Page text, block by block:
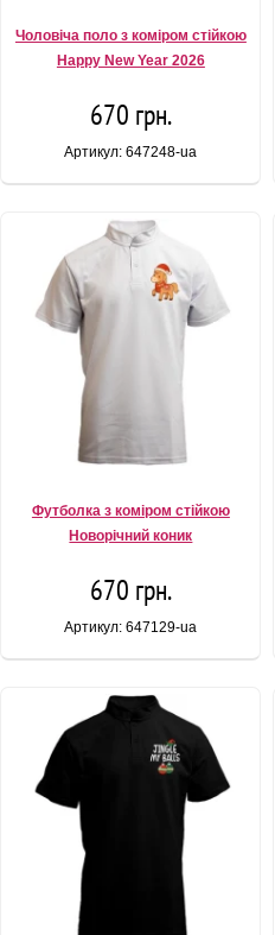
Чоловіча поло з коміром стійкою
Happy New Year 2026
670 грн.
Артикул: 647248-ua
Футболка з коміром стійкою
Новорічний коник
670 грн.
Артикул: 647129-ua